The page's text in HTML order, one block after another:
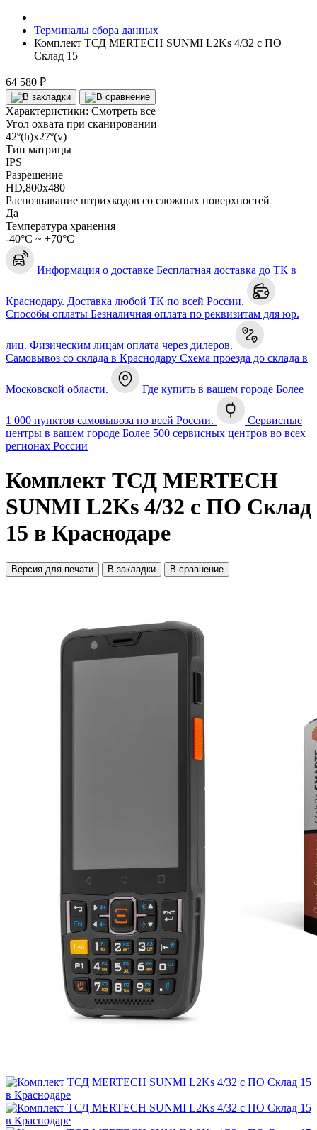
Терминалы сбора данных
Комплект ТСД MERTECH SUNMI L2Ks 4/32 с ПО
Склад 15
64 580 ₽
Характеристики: Смотреть все
Угол охвата при сканировании
42º(h)x27º(v)
Тип матрицы
IPS
Разрешение
HD,800x480
Распознавание штрихкодов со сложных поверхностей
Да
Температура хранения
-40°С ~ +70°С
Информация о доставке Бесплатная доставка до ТК в
Краснодару. Доставка любой ТК по всей России.
Способы оплаты Безналичная оплата по реквизитам для юр.
лиц. Физическим лицам оплата через дилеров.
Самовывоз со склада в Краснодару Схема проезда до склада в
Московской области. Где купить в вашем городе Более
1 000 пунктов самовывоза по всей России.
Сервисные
центры в вашем городе Более 500 сервисных центров во всех
регионах России
Комплект ТСД MERTECH
SUNMI L2Ks 4/32 с ПО Склад
15 в Краснодаре
Версия для печати В закладки В сравнение